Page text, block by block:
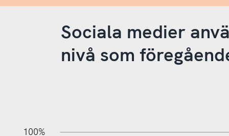
Sociala medier
nivå som
100%